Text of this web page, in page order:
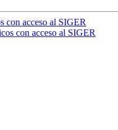
con acceso al SIGER
con acceso al SIGER